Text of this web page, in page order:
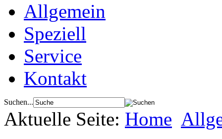
Allgemein
Speziell
Service
Kontakt
Suchen...
Aktuelle Seite: Home